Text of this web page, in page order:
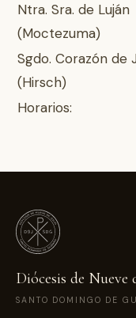
Ntra. Sra. de Luján
(Moctezuma)
Sgdo. Corazón de
(Hirsch)
Horarios:
Diócesis de Nueve
SANTO DOMINGO DE